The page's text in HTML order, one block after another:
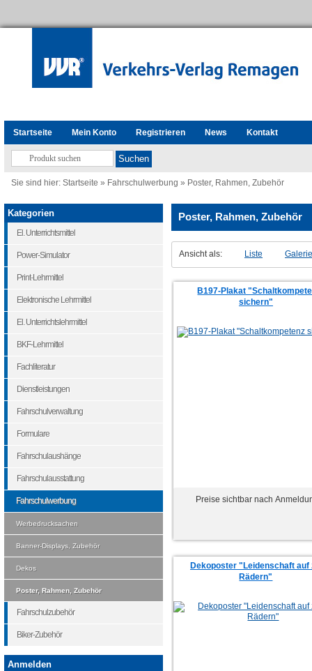
Startseite Mein Konto Registrieren News Kontakt
Sie sind hier: Startseite » Fahrschulwerbung » Poster, Rahmen, Zubehör
Poster, Rahmen, Zubehör
Ansicht als: Liste Galerie
B197-Plakat
sichern"
Preise sichtbar nach
Dekoposter "Leidenschaft auf
Rädern"
Kategorien
El. Unterrichtsmittel
Power-Simulator
Print-Lehrmittel
Elektronische Lehrmittel
El. Unterrichtslehrmittel
BKF-Lehrmittel
Fachliteratur
Dienstleistungen
Fahrschulverwaltung
Formulare
Fahrschulaushänge
Fahrschulausstattung
Fahrschulwerbung
Werbedrucksachen
Banner-Displays, Zubehör
Dekos
Poster, Rahmen, Zubehör
Fahrschulzubehör
Biker-Zubehör
Anmelden